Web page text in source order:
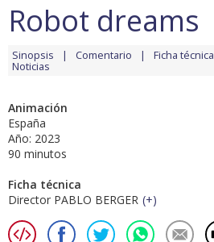
Robot dreams
Sinopsis Comentario Ficha técnica
Noticias
Animación
España
Año: 2023
90 minutos
Ficha técnica
Director PABLO BERGER (+)